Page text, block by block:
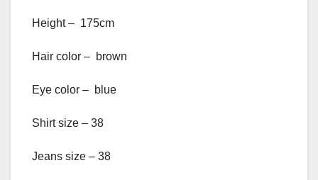
Height – 175cm
Hair color – brown
Eye color – blue
Shirt size – 38
Jeans size – 38